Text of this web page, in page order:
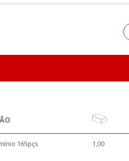
165pçs 1,00